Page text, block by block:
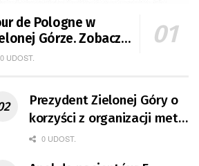
de Pologne w
Górze. Zobacz
w organizacji
0 UDOST.
Prezydent Zielonej Góry o
korzyści z organizacji mety
Tour de Pologne
0 UDOST.